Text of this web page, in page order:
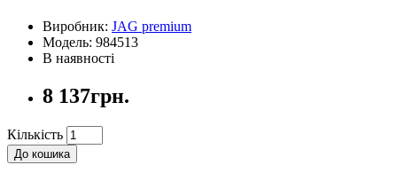
Виробник: JAG premium
Модель: 984513
В наявності
8 137грн.
Кількість
До кошика